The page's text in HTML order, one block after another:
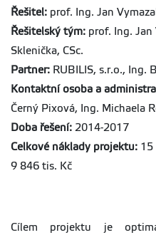
Řešitel: prof. Ing. Jan
Řešitelský tým: prof. Ing. Jan
Sklenička, CSc.
Partner: RUBILIS, s.r.o., Ing.
Kontaktní osoba a
Černý Pixová, Ing. Michaela
Doba řešení: 2014-2017
Celkové náklady projektu: 15
9 846 tis. Kč
Cílem projektu je